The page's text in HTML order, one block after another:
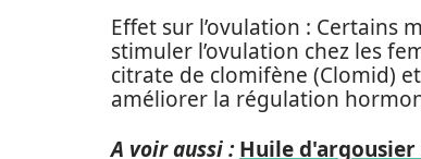
Effet sur l’ovulation : Certains
stimuler l’ovulation chez les
citrate de clomifène (Clomid)
améliorer la régulation
A voir aussi : Huile d'argousier